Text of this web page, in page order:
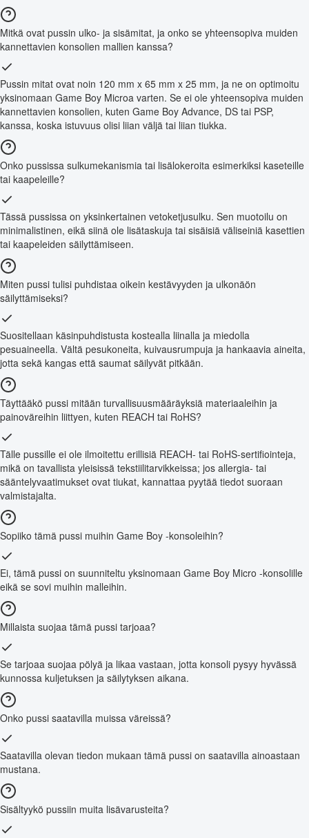
Mitkä ovat pussin ulko- ja sisämitat, ja onko se yhteensopiva muiden
kannettavien konsolien mallien kanssa?
Pussin mitat ovat noin 120 mm x 65 mm x 25 mm, ja ne on optimoitu
yksinomaan Game Boy Microa varten. Se ei ole yhteensopiva muiden
kannettavien konsolien, kuten Game Boy Advance, DS tai PSP,
kanssa, koska istuvuus olisi liian väljä tai liian tiukka.
Onko pussissa sulkumekanismia tai lisälokeroita esimerkiksi kaseteille
tai kaapeleille?
Tässä pussissa on yksinkertainen vetoketjusulku. Sen muotoilu on
minimalistinen, eikä siinä ole lisätaskuja tai sisäisiä väliseiniä kasettien
tai kaapeleiden säilyttämiseen.
Miten pussi tulisi puhdistaa oikein kestävyyden ja ulkonäön
säilyttämiseksi?
Suositellaan käsinpuhdistusta kostealla liinalla ja miedolla
pesuaineella. Vältä pesukoneita, kuivausrumpuja ja hankaavia aineita,
jotta sekä kangas että saumat säilyvät pitkään.
Täyttääkö pussi mitään turvallisuusmääräyksiä materiaaleihin ja
painoväreihin liittyen, kuten REACH tai RoHS?
Tälle pussille ei ole ilmoitettu erillisiä REACH- tai RoHS-sertifiointeja,
mikä on tavallista yleisissä tekstiilitarvikkeissa; jos allergia- tai
sääntelyvaatimukset ovat tiukat, kannattaa pyytää tiedot suoraan
valmistajalta.
Sopiiko tämä pussi muihin Game Boy -konsoleihin?
Ei, tämä pussi on suunniteltu yksinomaan Game Boy Micro -konsolille
eikä se sovi muihin malleihin.
Millaista suojaa tämä pussi tarjoaa?
Se tarjoaa suojaa pölyä ja likaa vastaan, jotta konsoli pysyy hyvässä
kunnossa kuljetuksen ja säilytyksen aikana.
Onko pussi saatavilla muissa väreissä?
Saatavilla olevan tiedon mukaan tämä pussi on saatavilla ainoastaan
mustana.
Sisältyykö pussiin muita lisävarusteita?